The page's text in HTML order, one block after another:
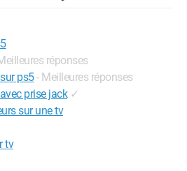
réponses
ps5- Meilleures réponses
prise jack ✓
sur une tv
tv